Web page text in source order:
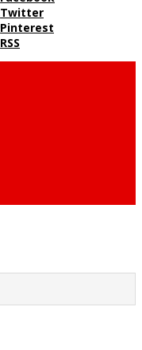
Twitter
Pinterest
RSS